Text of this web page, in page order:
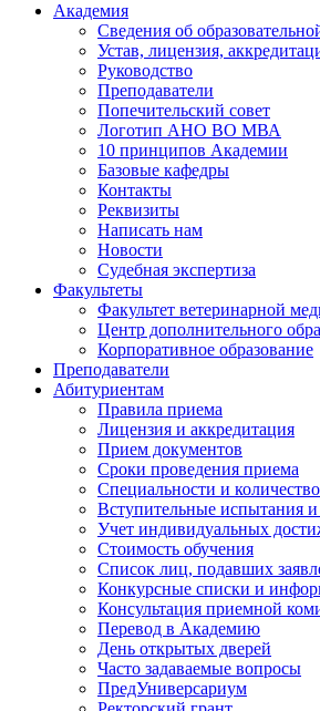
Академия
Сведения об
Устав, лицензия,
Руководство
Преподаватели
Попечительский совет
Логотип АНО ВО МВА
10 принципов Академии
Базовые кафедры
Контакты
Реквизиты
Написать нам
Новости
Судебная экспертиза
Факультеты
Факультет ветеринарной
Центр дополнительного
Корпоративное образование
Преподаватели
Абитуриентам
Правила приема
Лицензия и аккредитация
Прием документов
Сроки проведения приема
Специальности и
Вступительные испытания
Учет индивидуальных
Стоимость обучения
Список лиц, подавших
Конкурсные списки и
Консультация приемной
Перевод в Академию
День открытых дверей
Часто задаваемые вопросы
ПредУниверсариум